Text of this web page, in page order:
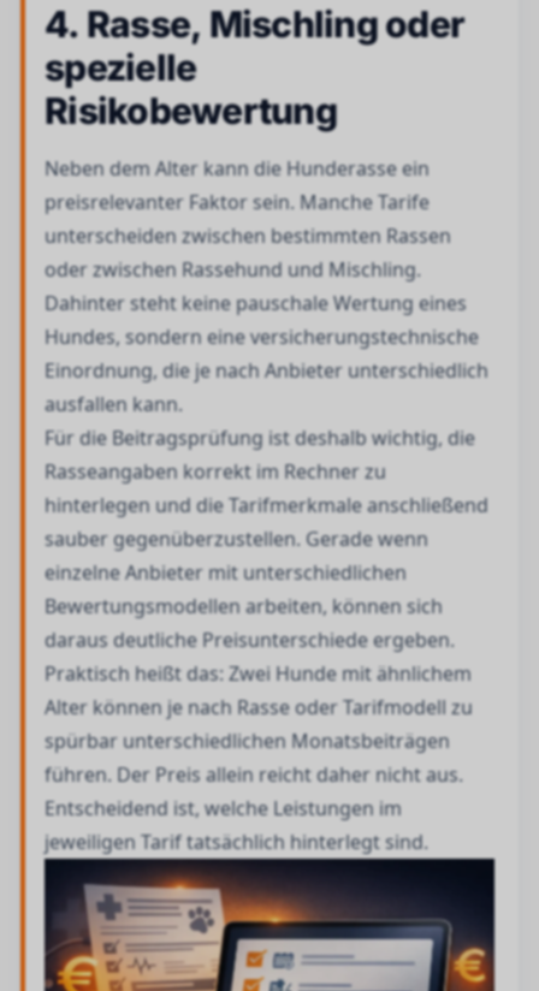
4. Rasse, Mischling oder
spezielle
Risikobewertung
Neben dem Alter kann die Hunderasse ein
preisrelevanter Faktor sein. Manche Tarife
unterscheiden zwischen bestimmten Rassen
oder zwischen Rassehund und Mischling.
Dahinter steht keine pauschale Wertung eines
Hundes, sondern eine versicherungstechnische
Einordnung, die je nach Anbieter unterschiedlich
ausfallen kann.
Für die Beitragsprüfung ist deshalb wichtig, die
Rasseangaben korrekt im Rechner zu
hinterlegen und die Tarifmerkmale anschließend
sauber gegenüberzustellen. Gerade wenn
einzelne Anbieter mit unterschiedlichen
Bewertungsmodellen arbeiten, können sich
daraus deutliche Preisunterschiede ergeben.
Praktisch heißt das: Zwei Hunde mit ähnlichem
Alter können je nach Rasse oder Tarifmodell zu
spürbar unterschiedlichen Monatsbeiträgen
führen. Der Preis allein reicht daher nicht aus.
Entscheidend ist, welche Leistungen im
jeweiligen Tarif tatsächlich hinterlegt sind.